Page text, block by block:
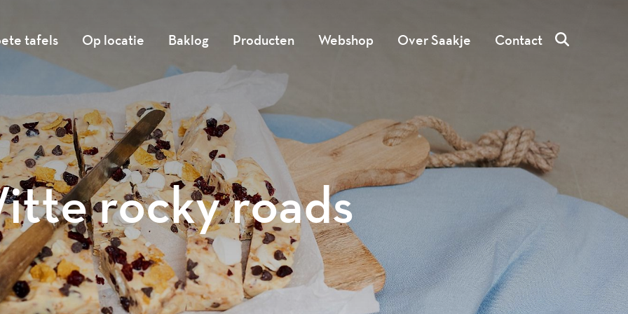
tafels Op locatie Baklog Producten Webshop Over Saakje Contact
rocky roads